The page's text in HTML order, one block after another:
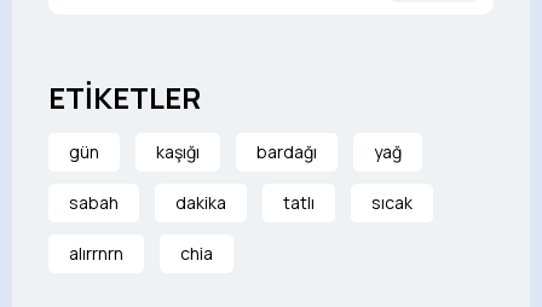
ETİKETLER
gün kaşığı bardağı yağ
sabah dakika tatlı sıcak
alırrnrn chia